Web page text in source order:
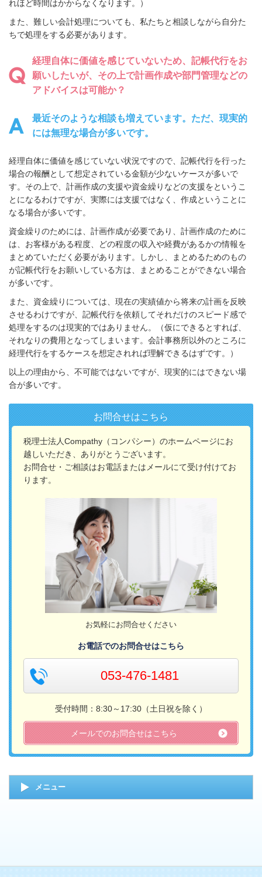
れほど時間はかからなくなります。）
また、難しい会計処理についても、私たちと相談しながら自分た
ちで処理をする必要があります。
経理自体に価値を感じていないため、記帳代行をお
願いしたいが、その上で計画作成や部門管理などの
アドバイスは可能か？
最近そのような相談も増えています。ただ、現実的
には無理な場合が多いです。
経理自体に価値を感じていない状況ですので、記帳代行を行った
場合の報酬として想定されている金額が少ないケースが多いで
す。その上で、計画作成の支援や資金繰りなどの支援をというこ
とになるわけですが、実際には支援ではなく、作成ということに
なる場合が多いです。
資金繰りのためには、計画作成が必要であり、計画作成のために
は、お客様がある程度、どの程度の収入や経費があるかの情報を
まとめていただく必要があります。しかし、まとめるためのもの
が記帳代行をお願いしている方は、まとめることができない場合
が多いです。
また、資金繰りについては、現在の実績値から将来の計画を反映
させるわけですが、記帳代行を依頼してそれだけのスピード感で
処理をするのは現実的ではありません。（仮にできるとすれば、
それなりの費用となってしまいます。会計事務所以外のところに
経理代行をするケースを想定されれば理解できるはずです。）
以上の理由から、不可能ではないですが、現実的にはできない場
合が多いです。
お問合せはこちら
税理士法人Compathy（コンパシー）のホームページにお
越しいただき、ありがとうございます。
お問合せ・ご相談はお電話またはメールにて受け付けてお
ります。
お気軽にお問合せください
お電話でのお問合せはこちら
053-476-1481
受付時間：8:30～17:30（土日祝を除く）
メールでのお問合せはこちら
メニュー